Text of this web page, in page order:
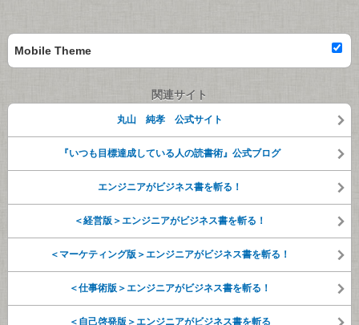
Mobile Theme
関連サイト
丸山 純孝 公式サイト
『いつも目標達成している人の読書術』公式ブログ
エンジニアがビジネス書を斬る！
＜経営版＞エンジニアがビジネス書を斬る！
＜マーケティング版＞エンジニアがビジネス書を斬る！
＜仕事術版＞エンジニアがビジネス書を斬る！
＜自己啓発版＞エンジニアがビジネス書を斬る